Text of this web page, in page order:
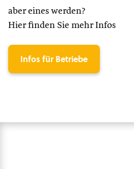
aber eines werden?
Hier finden Sie mehr Infos
Infos für Betriebe